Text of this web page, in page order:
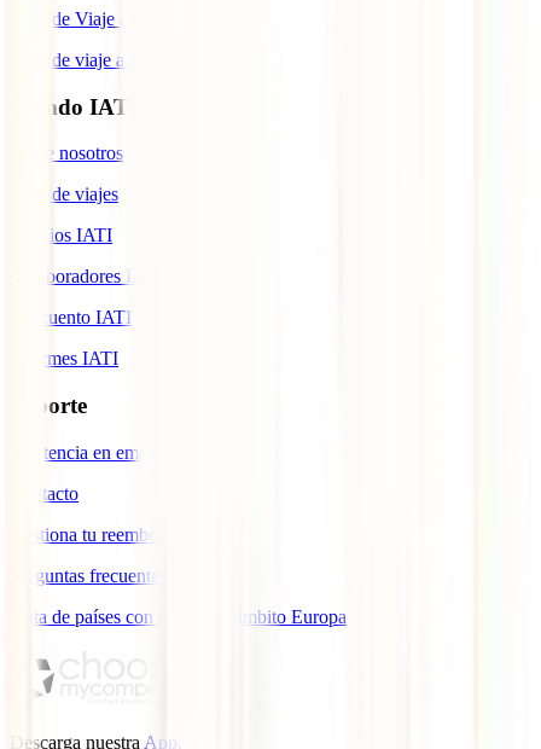
Guía de Viaje a Cuba
Guía de viaje a Indonesia
Mundo IATI
Sobre nosotros
Blog de viajes
Premios IATI
Colaboradores IATI
Descuento IATI
Informes IATI
Soporte
Asistencia en emergencias
Contacto
Gestiona tu reembolso
Preguntas frecuentes
Lista de países con cobertura ámbito Europa
Descarga nuestra App.